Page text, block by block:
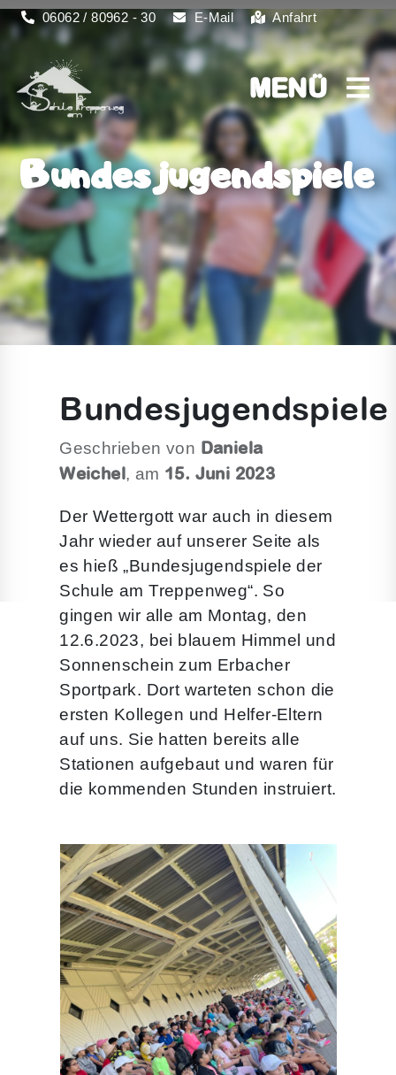
06062 / 80962 - 30 E-Mail Anfahrt
MENÜ
MENÜ
Bundesjugendspiele
Bundesjugendspiele
Geschrieben von Daniela
Weichel, am 15. Juni 2023
Der Wettergott war auch in diesem
Jahr wieder auf unserer Seite als
es hieß „Bundesjugendspiele der
Schule am Treppenweg“. So
gingen wir alle am Montag, den
12.6.2023, bei blauem Himmel und
Sonnenschein zum Erbacher
Sportpark. Dort warteten schon die
ersten Kollegen und Helfer-Eltern
auf uns. Sie hatten bereits alle
Stationen aufgebaut und waren für
die kommenden Stunden instruiert.